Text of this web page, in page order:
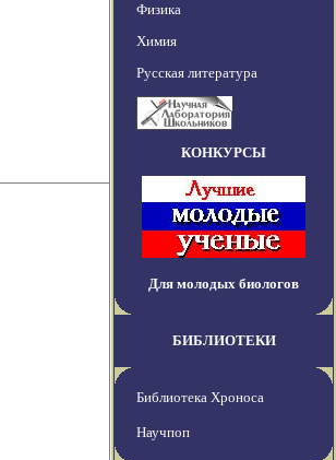
Физика
Химия
Русская литература
КОНКУРСЫ
Для молодых биологов
БИБЛИОТЕКИ
Библиотека Хроноса
Научпоп